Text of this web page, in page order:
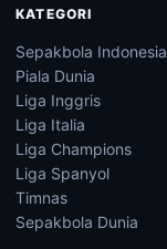
KATEGORI
Sepakbola Indonesia
Piala Dunia
Liga Inggris
Liga Italia
Liga Champions
Liga Spanyol
Timnas
Sepakbola Dunia